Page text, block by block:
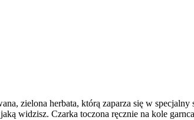
zielona herbata, którą zaparza się w
widzisz. Czarka toczona ręcznie na kole